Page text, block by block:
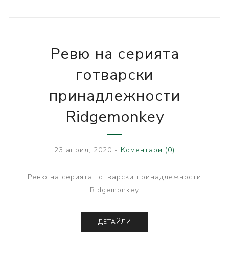
Ревю на серията
готварски
принадлежности
Ridgemonkey
23 април, 2020 - Коментари (0)
Ревю на серията готварски принадлежности
Ridgemonkey
ДЕТАЙЛИ